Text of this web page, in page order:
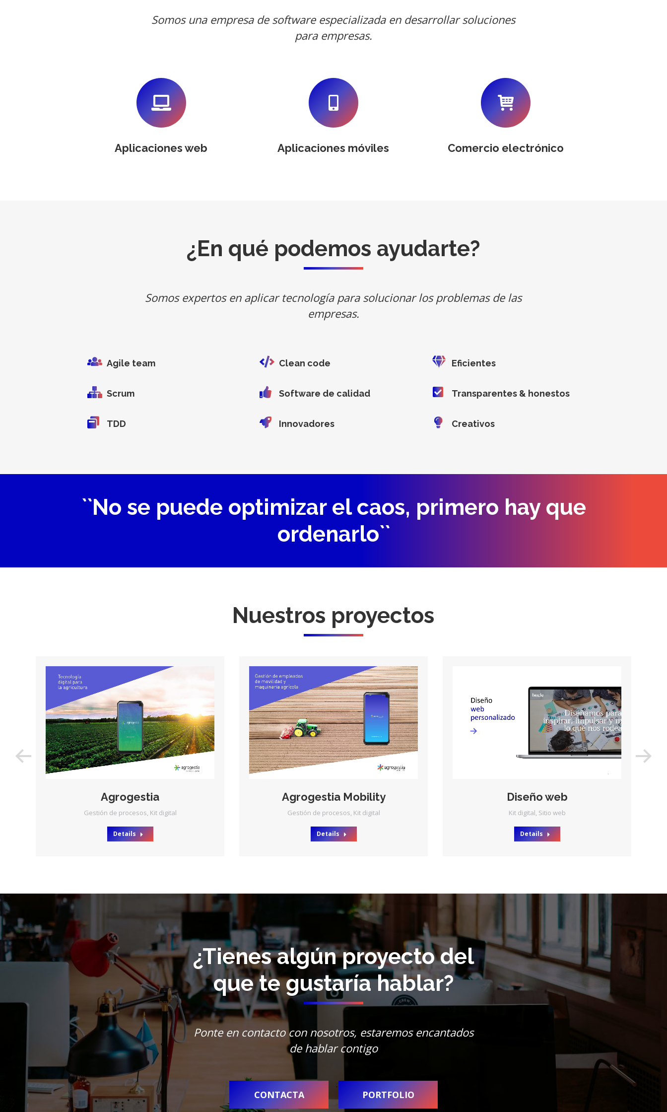
Somos una empresa de software especializada en desarrollar soluciones
para empresas.
Aplicaciones web Aplicaciones móviles Comercio electrónico
¿En qué podemos ayudarte?
Somos expertos en aplicar tecnología para solucionar los problemas de las
empresas.
Agile team
Scrum
TDD
Clean code
Software de calidad
Innovadores
Eficientes
Transparentes & honestos
Creativos
``No se puede optimizar el caos, primero hay que
ordenarlo``
Nuestros proyectos
Agrogestia
Gestión de procesos, Kit digital
Details
Agrogestia Mobility
Gestión de procesos, Kit digital
Details
Diseño web
Kit digital, Sitio web
Details
¿Tienes algún proyecto del
que te gustaría hablar?
Ponte en contacto con nosotros, estaremos encantados
de hablar contigo
CONTACTA PORTFOLIO